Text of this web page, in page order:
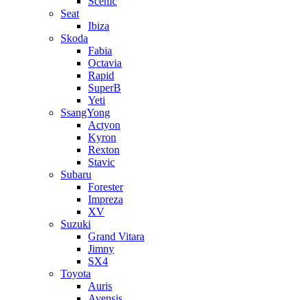
Seat
Ibiza
Skoda
Fabia
Octavia
Rapid
SuperB
Yeti
SsangYong
Actyon
Kyron
Rexton
Stavic
Subaru
Forester
Impreza
XV
Suzuki
Grand Vitara
Jimny
SX4
Toyota
Auris